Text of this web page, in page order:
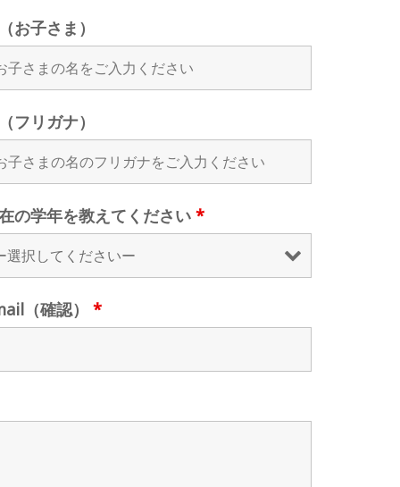
お子さま）
フリガナ）
の学年を教えてください*
（確認）*